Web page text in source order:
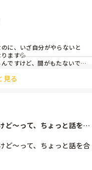
ビを見ている時間なのにテ
けなかった今日
に、いざ自分がやらないと
ます💦
ですけど、間がもたないです
見る
ど〜って、ちょっと話を合
ど〜って、ちょっと話を合
で、それは先生が決めるこ